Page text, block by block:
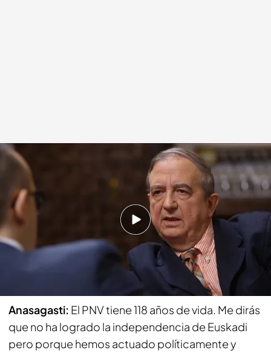
Cuatro.com
16 MAR 2014 - 22:25h.
Compartir
¿El Partido Nacionalista Vasco ha sido
alguna vez Partido Nacionalista Vasco?
Anasagasti: El PNV tiene 118 años de vida. Me dirás
que no ha logrado la independencia de Euskadi
pero porque hemos actuado políticamente y